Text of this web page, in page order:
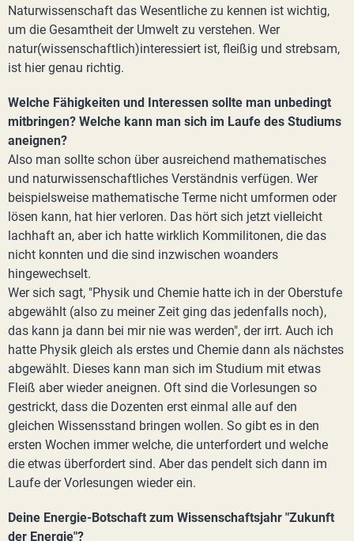
Naturwissenschaft das Wesentliche zu kennen ist wichtig,
um die Gesamtheit der Umwelt zu verstehen. Wer
natur(wissenschaftlich)interessiert ist, fleißig und strebsam,
ist hier genau richtig.
Welche Fähigkeiten und Interessen sollte man unbedingt
mitbringen? Welche kann man sich im Laufe des Studiums
aneignen?
Also man sollte schon über ausreichend mathematisches
und naturwissenschaftliches Verständnis verfügen. Wer
beispielsweise mathematische Terme nicht umformen oder
lösen kann, hat hier verloren. Das hört sich jetzt vielleicht
lachhaft an, aber ich hatte wirklich Kommilitonen, die das
nicht konnten und die sind inzwischen woanders
hingewechselt.
Wer sich sagt, "Physik und Chemie hatte ich in der Oberstufe
abgewählt (also zu meiner Zeit ging das jedenfalls noch),
das kann ja dann bei mir nie was werden", der irrt. Auch ich
hatte Physik gleich als erstes und Chemie dann als nächstes
abgewählt. Dieses kann man sich im Studium mit etwas
Fleiß aber wieder aneignen. Oft sind die Vorlesungen so
gestrickt, dass die Dozenten erst einmal alle auf den
gleichen Wissensstand bringen wollen. So gibt es in den
ersten Wochen immer welche, die unterfordert und welche
die etwas überfordert sind. Aber das pendelt sich dann im
Laufe der Vorlesungen wieder ein.
Deine Energie-Botschaft zum Wissenschaftsjahr "Zukunft
der Energie"?